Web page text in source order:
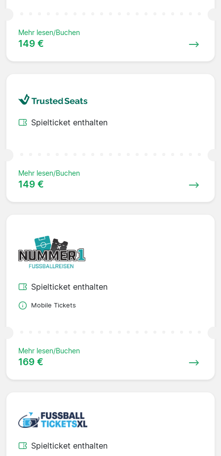
Mehr lesen/Buchen
149 €
Spielticket enthalten
Mehr lesen/Buchen
149 €
Spielticket enthalten
Mobile Tickets
Mehr lesen/Buchen
169 €
Spielticket enthalten